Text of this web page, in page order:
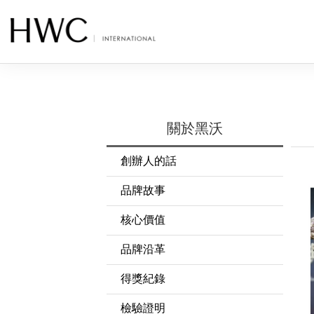
關於黑沃
創辦人的話
品牌故事
核心價值
品牌沿革
得獎紀錄
檢驗證明